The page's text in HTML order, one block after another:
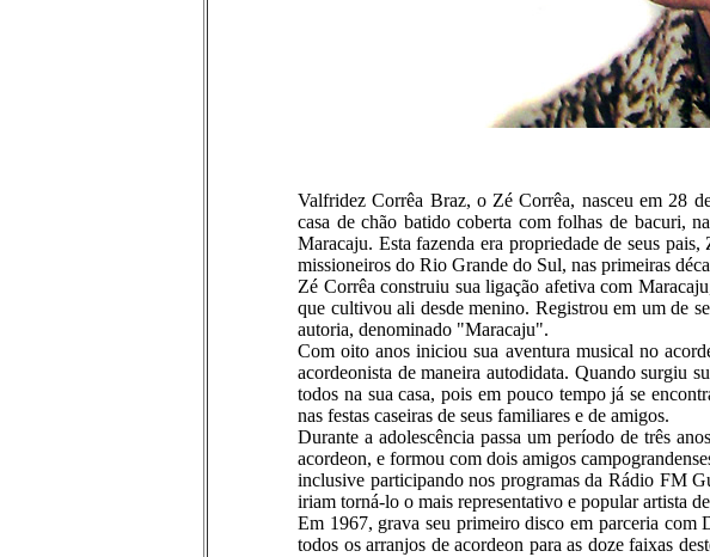
Valfridez Corrêa Braz, o Zé Corrêa, nasceu em 28
casa de chão batido coberta com folhas de bacuri,
Maracaju. Esta fazenda era propriedade de seus
missioneiros do Rio Grande do Sul, nas primeiras
Zé Corrêa construiu sua ligação afetiva com
que cultivou ali desde menino. Registrou em um de
autoria, denominado "Maracaju".
Com oito anos iniciou sua aventura musical no
acordeonista de maneira autodidata. Quando surgiu
todos na sua casa, pois em pouco tempo já se
nas festas caseiras de seus familiares e de amigos.
Durante a adolescência passa um período de três
acordeon, e formou com dois amigos
inclusive participando nos programas da Rádio FM
iriam torná-lo o mais representativo e popular artista
Em 1967, grava seu primeiro disco em parceria com
todos os arranjos de acordeon para as doze faixas